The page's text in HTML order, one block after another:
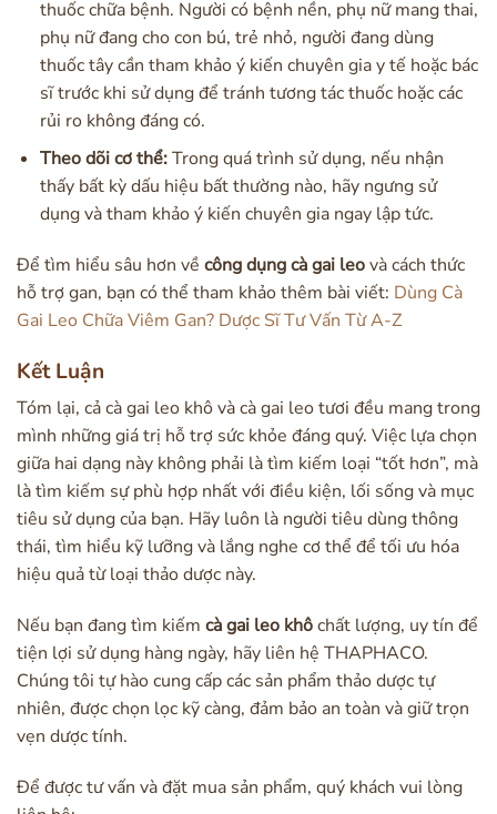
thuốc chữa bệnh. Người có bệnh nền, phụ nữ mang thai,
phụ nữ đang cho con bú, trẻ nhỏ, người đang dùng
thuốc tây cần tham khảo ý kiến chuyên gia y tế hoặc bác
sĩ trước khi sử dụng để tránh tương tác thuốc hoặc các
rủi ro không đáng có.
Theo dõi cơ thể:Trong quá trình sử dụng, nếu nhận
thấy bất kỳ dấu hiệu bất thường nào, hãy ngưng sử
dụng và tham khảo ý kiến chuyên gia ngay lập tức.
Để tìm hiểu sâu hơn về công dụng cà gai leovà cách thức
hỗ trợ gan, bạn có thể tham khảo thêm bài viết: Dùng Cà
Gai Leo Chữa Viêm Gan? Dược Sĩ Tư Vấn Từ A-Z
Kết Luận
Tóm lại, cả cà gai leo khô và cà gai leo tươi đều mang trong
mình những giá trị hỗ trợ sức khỏe đáng quý. Việc lựa chọn
giữa hai dạng này không phải là tìm kiếm loại “tốt hơn”, mà
là tìm kiếm sự phù hợp nhất với điều kiện, lối sống và mục
tiêu sử dụng của bạn. Hãy luôn là người tiêu dùng thông
thái, tìm hiểu kỹ lưỡng và lắng nghe cơ thể để tối ưu hóa
hiệu quả từ loại thảo dược này.
Nếu bạn đang tìm kiếm cà gai leo khôchất lượng, uy tín để
tiện lợi sử dụng hàng ngày, hãy liên hệ THAPHACO.
Chúng tôi tự hào cung cấp các sản phẩm thảo dược tự
nhiên, được chọn lọc kỹ càng, đảm bảo an toàn và giữ trọn
vẹn dược tính.
Để được tư vấn và đặt mua sản phẩm, quý khách vui lòng